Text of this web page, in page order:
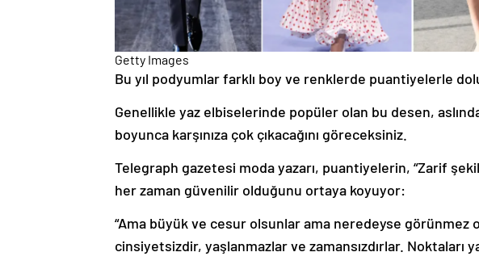
Getty Images
Bu yıl podyumlar farklı boy ve renklerde puantiyelerle
Genellikle yaz elbiselerinde popüler olan bu desen,
boyunca karşınıza çok çıkacağını göreceksiniz.
Telegraph gazetesi moda yazarı, puantiyelerin, “Zarif
her zaman güvenilir olduğunu ortaya koyuyor:
“Ama büyük ve cesur olsunlar ama neredeyse
cinsiyetsizdir, yaşlanmazlar ve zamansızdırlar. Noktaları